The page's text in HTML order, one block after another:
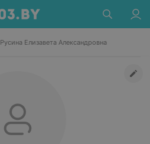
Русина Елизавета Александровна